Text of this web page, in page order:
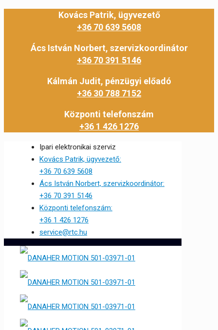
Kovács Patrik, ügyvezető
+36 70 639 5608
Ács István Norbert, szervizkoordinátor
+36 70 391 5146
Kálmán Judit, pénzügyi előadó
+36 30 788 7152
Központi telefonszám
+36 1 426 1276
Ipari elektronikai szerviz
Kovács Patrik, ügyvezető:
+36 70 639 5608
Ács István Norbert, szervizkoordinátor:
+36 70 391 5146
Központi telefonszám:
+36 1 426 1276
service@rtc.hu